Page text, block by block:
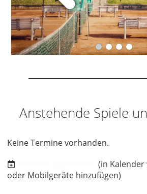
Anstehende Spiele
Keine Termine vorhanden.
(in Kalender
oder Mobilgeräte hinzufügen)